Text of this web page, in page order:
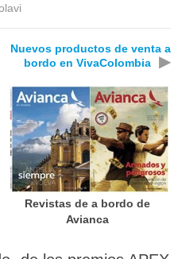
Nuevos productos de venta a
bordo en VivaColombia
▶
Revistas de a bordo de
Avianca